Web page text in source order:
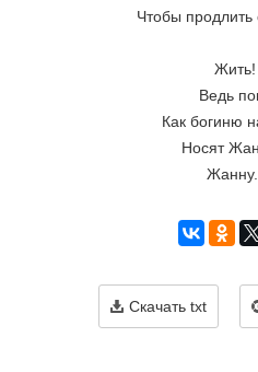
Чтобы продлить
Жить!
Ведь
Как богиню
Носят
Жанну...
Скачать txt